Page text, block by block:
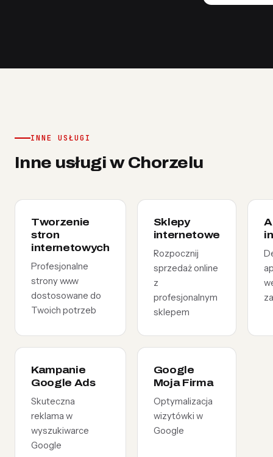
INNE USŁUGI
Inne usługi w Chorzelu
Tworzenie
stron
internetowych
Profesjonalne
strony www
dostosowane do
Twoich potrzeb
Sklepy
internetowe
Rozpocznij
sprzedaż online
z
profesjonalnym
sklepem
Kampanie
Google Ads
Skuteczna
reklama w
wyszukiwarce
Google
Google
Moja Firma
Optymalizacja
wizytówki w
Google